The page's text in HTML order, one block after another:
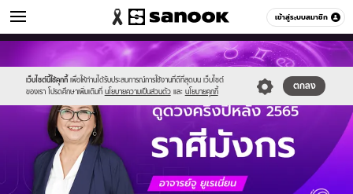
เข้าสู่ระบบสมาชิก
ดูดวง หมวดอื่นๆ
เว็บไซต์นี้ใช้คุกกี้ เพื่อให้ท่านได้รับประสบการณ์การใช้งานที่ดีที่สุดบน เว็บไซต์
ของเรา โปรดศึกษาเพิ่มเติมที่ นโยบายความเป็นส่วนตัว และ นโยบายคุกกี้
ตกลง
//s.isanook.com/sr/0/images/logo-
new-
sanook.png
//s.isanook.com/ho/0/ud/45/227845/2-
zodiac.png